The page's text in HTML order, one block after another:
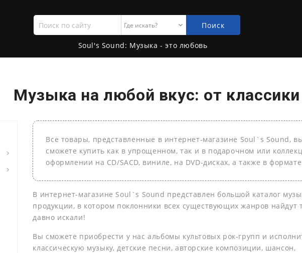
Поиск
по
сайту
Поиск
Soul's Sound: Музыка - это любовь
Музыка на любой вкус: от
Все товары, представленные в интернет-магазине Soul`s Sound,
сможете купить как в упрощенном, так и в подарочном или
оформлении на СD/SACD, виниле, на DVD-дисках, а также в
В интернет-магазине Soul`s Sound представлен большой каталог
продукции, в котором поклонники всех существующих жанров найдут
давно искали!
Вы сможете приобрести у нас альбомы культовых рок-групп и
классическую музыку, детские песни, авторские композиции, шансон,